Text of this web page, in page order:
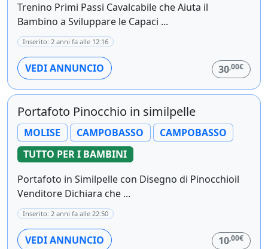
Trenino Primi Passi Cavalcabile che Aiuta il
Bambino a Sviluppare le Capaci ...
Inserito: 2 anni fa alle 12:16
VEDI ANNUNCIO 30,00€
Portafoto Pinocchio in similpelle
MOLISE CAMPOBASSO
CAMPOBASSO
TUTTO PER I BAMBINI
Portafoto in Similpelle con Disegno di Pinocchioil
Venditore Dichiara che ...
Inserito: 2 anni fa alle 22:50
VEDI ANNUNCIO 10,00€